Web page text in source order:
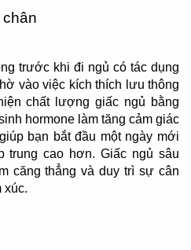
trước khi đi ngủ có tác dụng
vào việc kích thích lưu thông
chất lượng giấc ngủ bằng
hormone làm tăng cảm giác
bạn bắt đầu một ngày mới
cao hơn. Giấc ngủ sâu
căng thẳng và duy trì sự cân
xúc.